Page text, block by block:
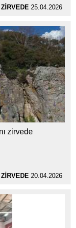
ZİRVEDE25.04.2026
zirvede
ZİRVEDE20.04.2026